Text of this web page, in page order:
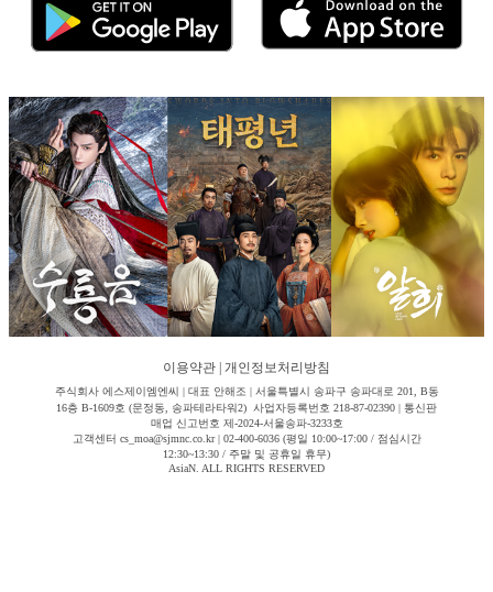
이용약관 개인정보처리방침
주식회사 에스제이엠엔씨 | 대표 안해조 | 서울특별시 송파구 송파대로 201, B동
16층 B-1609호 (문정동, 송파테라타워2) 사업자등록번호 218-87-02390 | 통신판
매업 신고번호 제-2024-서울송파-3233호
고객센터 cs_moa@sjmnc.co.kr | 02-400-6036 (평일 10:00~17:00 / 점심시간
12:30~13:30 / 주말 및 공휴일 휴무)
AsiaN. ALL RIGHTS RESERVED